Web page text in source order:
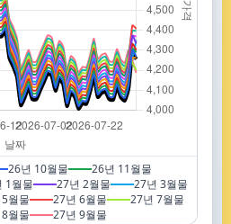
26년 10월물
26년 11월물
1월물 27년 2월물
27년 3월물
월물 27년 6월물
27년 7월물
월물
27년 9월물